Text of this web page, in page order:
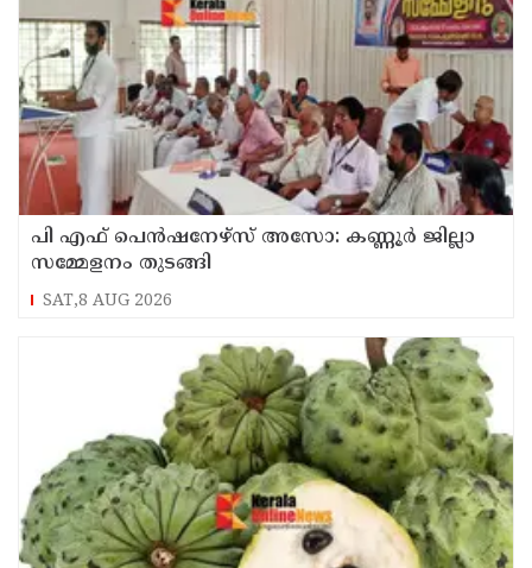
പി എഫ് പെൻഷനേഴ്സ് അസോ: കണ്ണൂർ ജില്ലാ
സമ്മേളനം തുടങ്ങി
SAT,8 AUG 2026